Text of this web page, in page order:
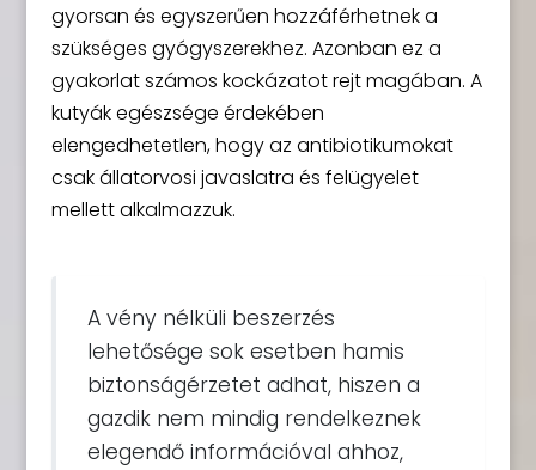
gyorsan és egyszerűen hozzáférhetnek a
szükséges gyógyszerekhez. Azonban ez a
gyakorlat számos kockázatot rejt magában. A
kutyák egészsége érdekében
elengedhetetlen, hogy az antibiotikumokat
csak állatorvosi javaslatra és felügyelet
mellett alkalmazzuk.
A vény nélküli beszerzés
lehetősége sok esetben hamis
biztonságérzetet adhat, hiszen a
gazdik nem mindig rendelkeznek
elegendő információval ahhoz,